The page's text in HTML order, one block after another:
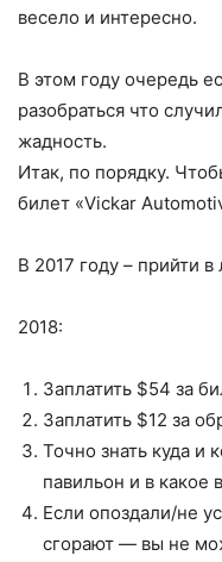
весело и интересно.
В этом году очередь
разобраться что
жадность.
Итак, по порядку.
билет «Vickar
В 2017 году – прийти
2018:
Заплатить $54 за
Заплатить $12 за
Точно знать куда и
павильон и в какое
Если опоздали/не
сгорают — вы не